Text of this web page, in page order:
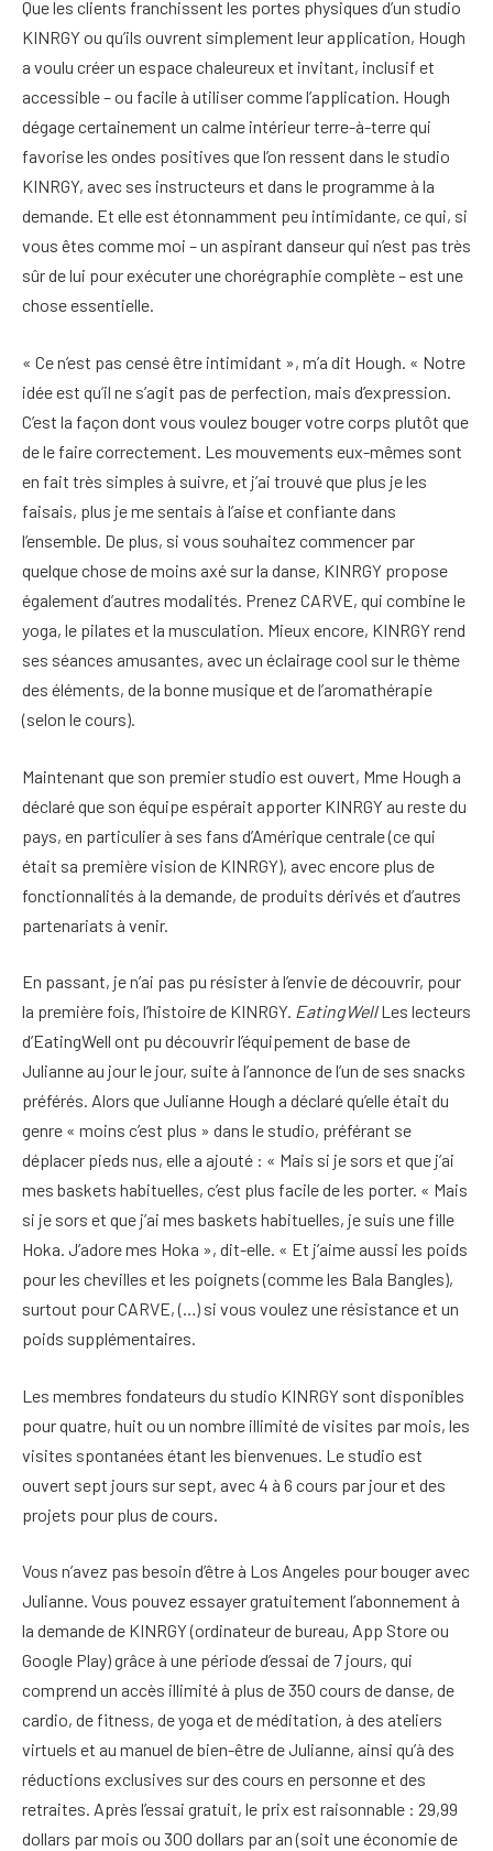
Que les clients franchissent les portes physiques d’un studio
KINRGY ou qu’ils ouvrent simplement leur application, Hough
a voulu créer un espace chaleureux et invitant, inclusif et
accessible – ou facile à utiliser comme l’application. Hough
dégage certainement un calme intérieur terre-à-terre qui
favorise les ondes positives que l’on ressent dans le studio
KINRGY, avec ses instructeurs et dans le programme à la
demande. Et elle est étonnamment peu intimidante, ce qui, si
vous êtes comme moi – un aspirant danseur qui n’est pas très
sûr de lui pour exécuter une chorégraphie complète – est une
chose essentielle.
« Ce n’est pas censé être intimidant », m’a dit Hough. « Notre
idée est qu’il ne s’agit pas de perfection, mais d’expression.
C’est la façon dont vous voulez bouger votre corps plutôt que
de le faire correctement. Les mouvements eux-mêmes sont
en fait très simples à suivre, et j’ai trouvé que plus je les
faisais, plus je me sentais à l’aise et confiante dans
l’ensemble. De plus, si vous souhaitez commencer par
quelque chose de moins axé sur la danse, KINRGY propose
également d’autres modalités. Prenez CARVE, qui combine le
yoga, le pilates et la musculation. Mieux encore, KINRGY rend
ses séances amusantes, avec un éclairage cool sur le thème
des éléments, de la bonne musique et de l’aromathérapie
(selon le cours).
Maintenant que son premier studio est ouvert, Mme Hough a
déclaré que son équipe espérait apporter KINRGY au reste du
pays, en particulier à ses fans d’Amérique centrale (ce qui
était sa première vision de KINRGY), avec encore plus de
fonctionnalités à la demande, de produits dérivés et d’autres
partenariats à venir.
En passant, je n’ai pas pu résister à l’envie de découvrir, pour
la première fois, l’histoire de KINRGY. EatingWellLes lecteurs
d’EatingWell ont pu découvrir l’équipement de base de
Julianne au jour le jour, suite à l’annonce de l’un de ses snacks
préférés. Alors que Julianne Hough a déclaré qu’elle était du
genre « moins c’est plus » dans le studio, préférant se
déplacer pieds nus, elle a ajouté : « Mais si je sors et que j’ai
mes baskets habituelles, c’est plus facile de les porter. « Mais
si je sors et que j’ai mes baskets habituelles, je suis une fille
Hoka. J’adore mes Hoka », dit-elle. « Et j’aime aussi les poids
pour les chevilles et les poignets (comme les Bala Bangles),
surtout pour CARVE, (…) si vous voulez une résistance et un
poids supplémentaires.
Les membres fondateurs du studio KINRGY sont disponibles
pour quatre, huit ou un nombre illimité de visites par mois, les
visites spontanées étant les bienvenues. Le studio est
ouvert sept jours sur sept, avec 4 à 6 cours par jour et des
projets pour plus de cours.
Vous n’avez pas besoin d’être à Los Angeles pour bouger avec
Julianne. Vous pouvez essayer gratuitement l’abonnement à
la demande de KINRGY (ordinateur de bureau, App Store ou
Google Play) grâce à une période d’essai de 7 jours, qui
comprend un accès illimité à plus de 350 cours de danse, de
cardio, de fitness, de yoga et de méditation, à des ateliers
virtuels et au manuel de bien-être de Julianne, ainsi qu’à des
réductions exclusives sur des cours en personne et des
retraites. Après l’essai gratuit, le prix est raisonnable : 29,99
dollars par mois ou 300 dollars par an (soit une économie de